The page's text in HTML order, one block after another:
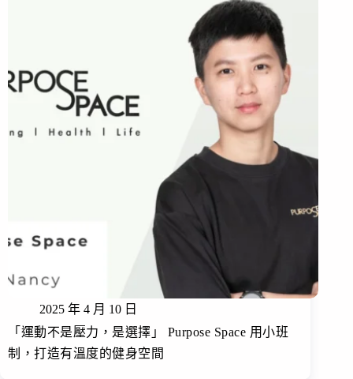
2025 年 4 月 10 日
「運動不是壓力，是選擇」 Purpose Space 用小班
制，打造有溫度的健身空間